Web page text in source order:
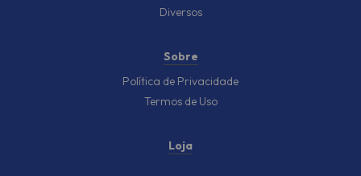
Diversos
Sobre
Política de Privacidade
Termos de Uso
Loja